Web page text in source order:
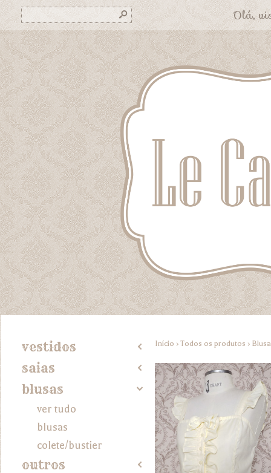
s Olá,
vestidos 2
saias 2
blusas 4
ver tudo
blusas
colete/bustier
outros 2
Início › Todos os produtos ›